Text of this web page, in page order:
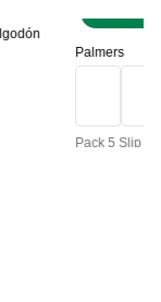
Palmers
Pack 5 Slip